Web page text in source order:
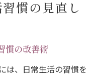
慣の見直し
慣の改善術
は、日常生活の習慣を